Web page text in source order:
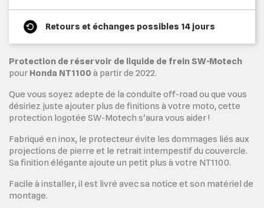
Retours et échanges possibles 14 jours
Protection de réservoir de liquide de frein SW-Motech
pour Honda NT1100 à partir de 2022.
Que vous soyez adepte de la conduite off-road ou que vous
désiriez juste ajouter plus de finitions à votre moto, cette
protection logotée SW-Motech s'aura vous aider !
Fabriqué en inox, le protecteur évite les dommages liés aux
projections de pierre et le retrait intempestif du couvercle.
Sa finition élégante ajoute un petit plus à votre NT1100.
Facile à installer, il est livré avec sa notice et son matériel de
montage.